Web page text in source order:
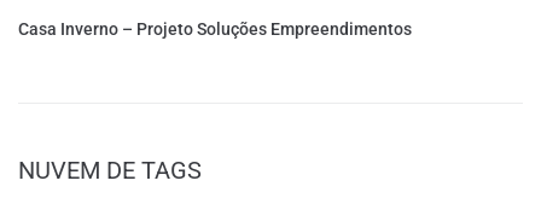
Casa Inverno – Projeto Soluções Empreendimentos
NUVEM DE TAGS